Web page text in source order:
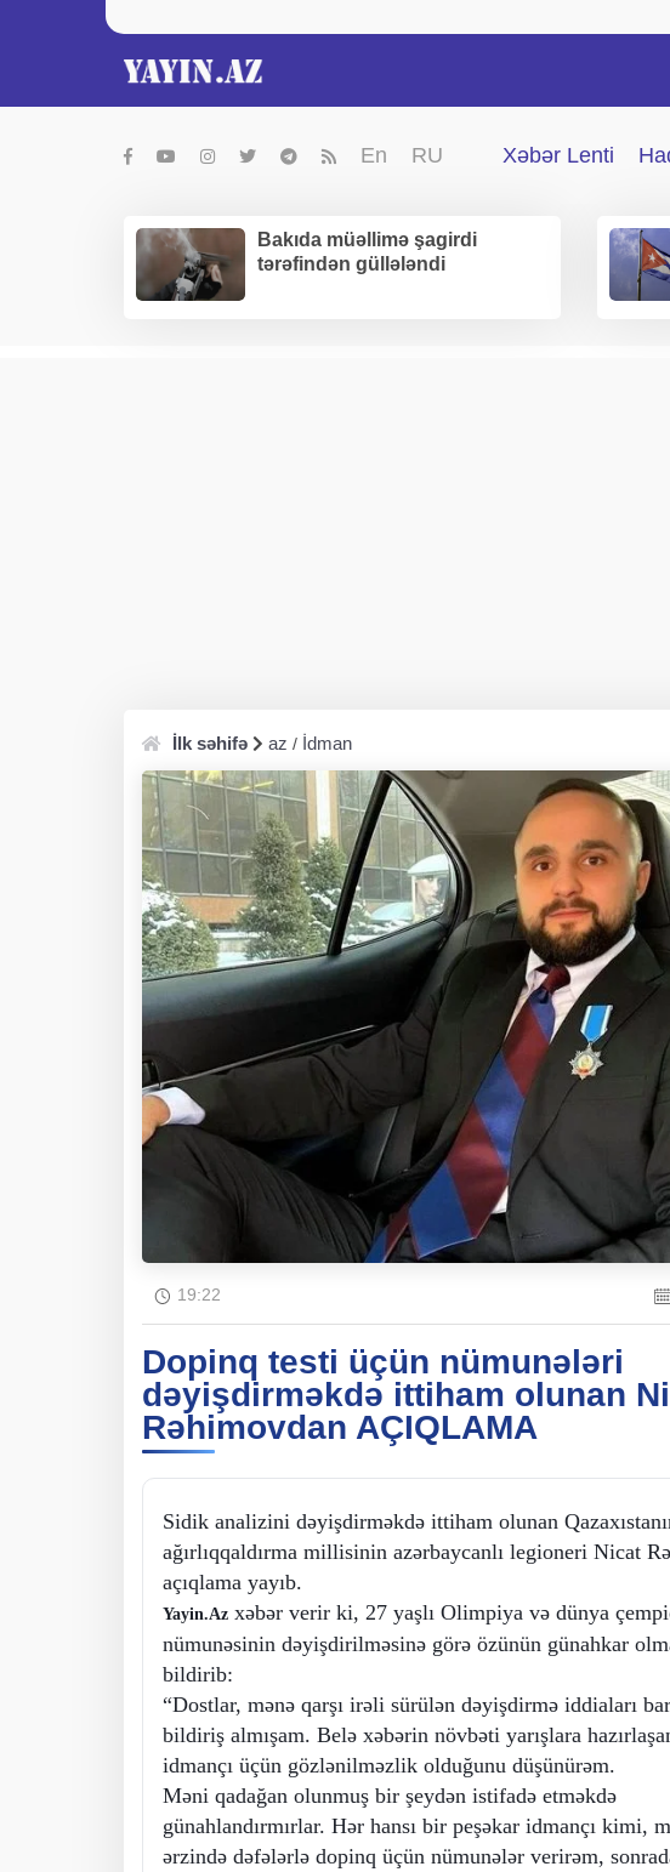
En RU Xəbər Lenti
Bakıda müəllimə şagirdi
tərəfindən güllələndi
İlk səhifə az / İdman
19:22
Dopinq testi üçün nümunələri
dəyişdirməkdə ittiham olunan
Rəhimovdan AÇIQLAMA
Sidik analizini dəyişdirməkdə ittiham olunan
ağırlıqqaldırma millisinin azərbaycanlı legioneri Nicat
açıqlama yayıb.
Yayin.Az xəbər verir ki, 27 yaşlı Olimpiya və dünya
nümunəsinin dəyişdirilməsinə görə özünün günahkar
bildirib:
“Dostlar, mənə qarşı irəli sürülən dəyişdirmə iddiaları
bildiriş almışam. Belə xəbərin növbəti yarışlara
idmançı üçün gözlənilməzlik olduğunu düşünürəm.
Məni qadağan olunmuş bir şeydən istifadə etməkdə
günahlandırmırlar. Hər hansı bir peşəkar idmançı kimi,
ərzində dəfələrlə dopinq üçün nümunələr verirəm,